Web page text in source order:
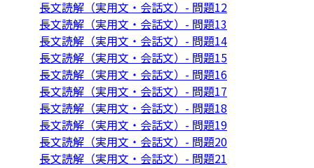
長文読解（実用文・会話文）- 問題12
長文読解（実用文・会話文）- 問題13
長文読解（実用文・会話文）- 問題14
長文読解（実用文・会話文）- 問題15
長文読解（実用文・会話文）- 問題16
長文読解（実用文・会話文）- 問題17
長文読解（実用文・会話文）- 問題18
長文読解（実用文・会話文）- 問題19
長文読解（実用文・会話文）- 問題20
長文読解（実用文・会話文）- 問題21